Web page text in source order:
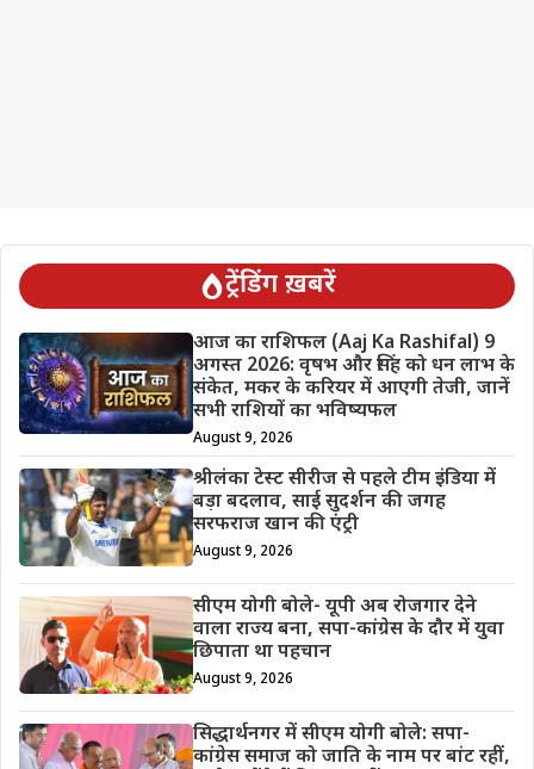
ट्रेंडिंग ख़बरें
आज का राशिफल (Aaj Ka Rashifal) 9
अगस्त 2026: वृषभ और सिंह को धन लाभ के
संकेत, मकर के करियर में आएगी तेजी, जानें
सभी राशियों का भविष्यफल
August 9, 2026
श्रीलंका टेस्ट सीरीज से पहले टीम इंडिया में
बड़ा बदलाव, साई सुदर्शन की जगह
सरफराज खान की एंट्री
August 9, 2026
सीएम योगी बोले- यूपी अब रोजगार देने
वाला राज्य बना, सपा-कांग्रेस के दौर में युवा
छिपाता था पहचान
August 9, 2026
सिद्धार्थनगर में सीएम योगी बोले: सपा-
कांग्रेस समाज को जाति के नाम पर बांट रहीं,